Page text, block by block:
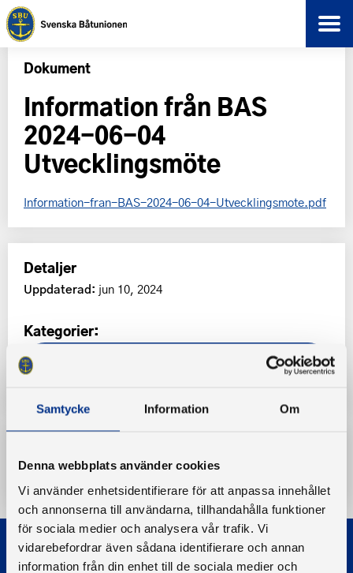
Samtycke Information Om
Denna webbplats använder cookies
Vi använder enhetsidentifierare för att anpassa innehållet
och annonserna till användarna, tillhandahålla funktioner
för sociala medier och analysera vår trafik. Vi
vidarebefordrar även sådana identifierare och annan
information från din enhet till de sociala medier och
Dokument
Information från BAS
2024-06-04
Utvecklingsmöte
Information-fran-BAS-2024-06-04-Utvecklingsmote.pdf
Detaljer
Uppdaterad: jun 10, 2024
Kategorier:
Protokoll
Ladda ner